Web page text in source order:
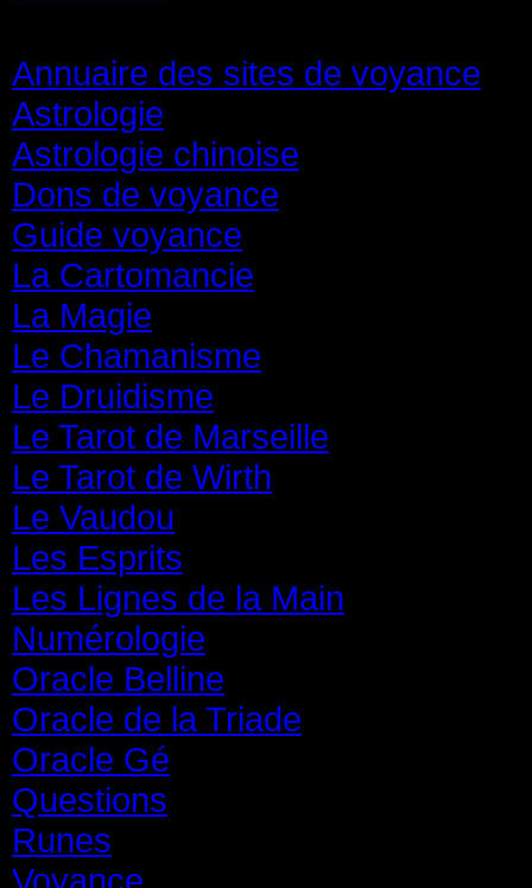
Annuaire des sites de voyance
Astrologie
Astrologie chinoise
Dons de voyance
Guide voyance
La Cartomancie
La Magie
Le Chamanisme
Le Druidisme
Le Tarot de Marseille
Le Tarot de Wirth
Le Vaudou
Les Esprits
Les Lignes de la Main
Numérologie
Oracle Belline
Oracle de la Triade
Oracle Gé
Questions
Runes